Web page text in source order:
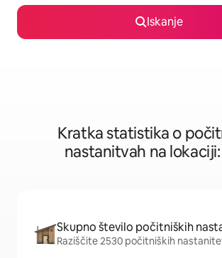
Iskanje
Kratka statistika o
nastanitvah na
Skupno število počitniških
Raziščite 2530 počitniških